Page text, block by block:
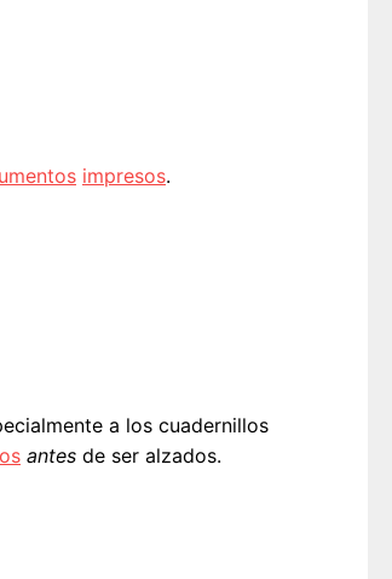
impresos.
a los cuadernillos
antes de ser alzados.